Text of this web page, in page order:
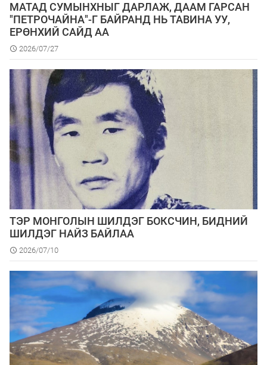
МАТАД СУМЫНХНЫГ ДАРЛАЖ, ДААМ ГАРСАН
"ПЕТРОЧАЙНА"-Г БАЙРАНД НЬ ТАВИНА УУ,
ЕРӨНХИЙ САЙД АА
2026/07/27
ТЭР МОНГОЛЫН ШИЛДЭГ БОКСЧИН, БИДНИЙ
ШИЛДЭГ НАЙЗ БАЙЛАА
2026/07/10